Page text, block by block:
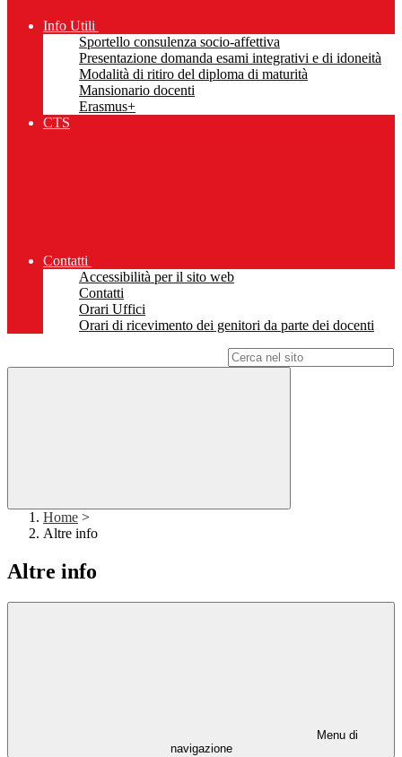
Info Utili
Sportello consulenza socio-affettiva
Presentazione domanda esami integrativi e di idoneità
Modalità di ritiro del diploma di maturità
Mansionario docenti
Erasmus+
CTS
Contatti
Accessibilità per il sito web
Contatti
Orari Uffici
Orari di ricevimento dei genitori da parte dei docenti
Home >
Altre info
Altre info
Menu di
navigazione